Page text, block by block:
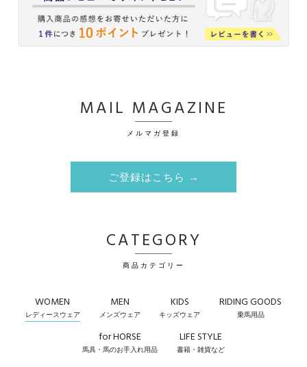
MAIL MAGAZINE
メルマガ登録
ご登録はこちら →
CATEGORY
商品カテゴリー
WOMEN
レディースウェア
MEN
メンズウェア
KIDS
キッズウェア
RIDING GOODS
乗馬用品
for HORSE
馬具・馬のお手入れ用品
LIFE STYLE
書籍・雑貨など